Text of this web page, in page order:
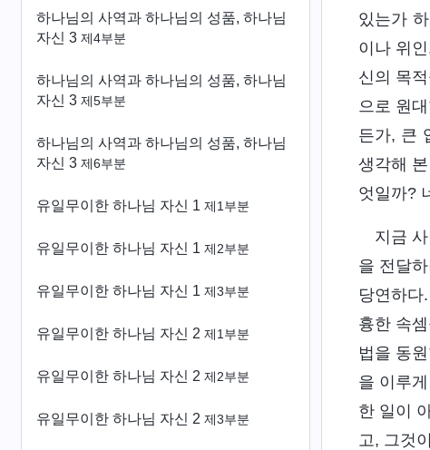
하나님의 사역과 하나님의 성품, 하나님
자신 3 제4부분
하나님의 사역과 하나님의 성품, 하나님
자신 3 제5부분
하나님의 사역과 하나님의 성품, 하나님
자신 3 제6부분
유일무이한 하나님 자신 1 제1부분
유일무이한 하나님 자신 1 제2부분
유일무이한 하나님 자신 1 제3부분
유일무이한 하나님 자신 2 제1부분
유일무이한 하나님 자신 2 제2부분
유일무이한 하나님 자신 2 제3부분
있는가
이나 위
신의 목
으로 원
든가, 큰
생각해
엇일까?
지금
을 전달
당연하
흉한 속
법을 동
을 이루
한 일이
고, 그것